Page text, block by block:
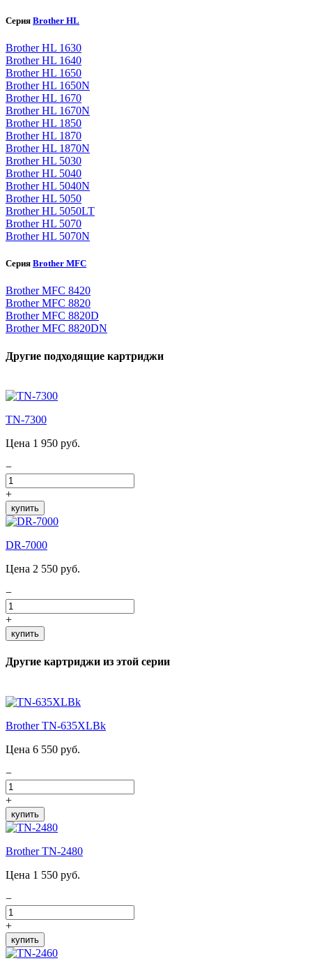
Серия Brother HL
Brother HL 1630
Brother HL 1640
Brother HL 1650
Brother HL 1650N
Brother HL 1670
Brother HL 1670N
Brother HL 1850
Brother HL 1870
Brother HL 1870N
Brother HL 5030
Brother HL 5040
Brother HL 5040N
Brother HL 5050
Brother HL 5050LT
Brother HL 5070
Brother HL 5070N
Серия Brother MFC
Brother MFC 8420
Brother MFC 8820
Brother MFC 8820D
Brother MFC 8820DN
Другие подходящие картриджи
TN-7300
Цена 1 950 руб.
−
+
купить
DR-7000
Цена 2 550 руб.
−
+
купить
Другие картриджи из этой серии
Brother TN-635XLBk
Цена 6 550 руб.
−
+
купить
Brother TN-2480
Цена 1 550 руб.
−
+
купить